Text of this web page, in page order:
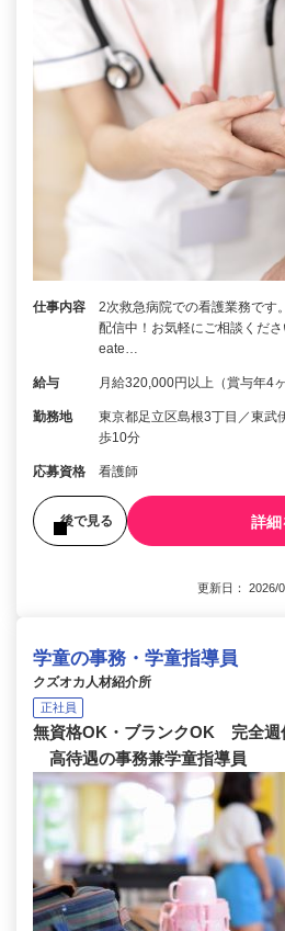
仕事内容
2次救急病院での看護業務です
配信中！お気軽にご相談くだ
eate…
給与 月給320,000円以上（賞与年4ヶ
勤務地
東京都足立区島根3丁目／東武
歩10分
応募資格 看護師
後で見る 詳細
更新日：
学童の事務・学童指導員
クズオカ人材紹介所
正社員
無資格OK・ブランクOK 完全週
高待遇の事務兼学童指導員